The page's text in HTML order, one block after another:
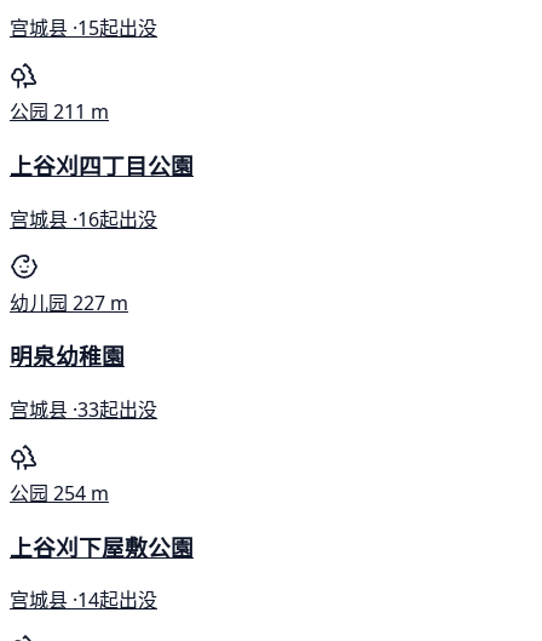
宫城县 ·15起出没
公园 211 m
上谷刈四丁目公園
宫城县 ·16起出没
幼儿园 227 m
明泉幼稚園
宫城县 ·33起出没
公园 254 m
上谷刈下屋敷公園
宫城县 ·14起出没